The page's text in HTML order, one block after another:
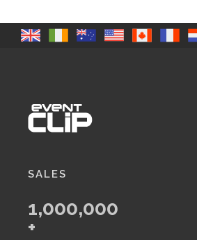
SALES
1,000,000
+